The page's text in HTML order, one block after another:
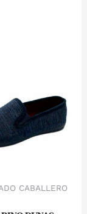
CABALLERO